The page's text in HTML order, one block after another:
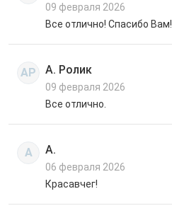
09 февраля 2026
Все отлично! Спасибо Вам!
АР А. Ролик
09 февраля 2026
Все отлично.
А А.
06 февраля 2026
Красавчег!